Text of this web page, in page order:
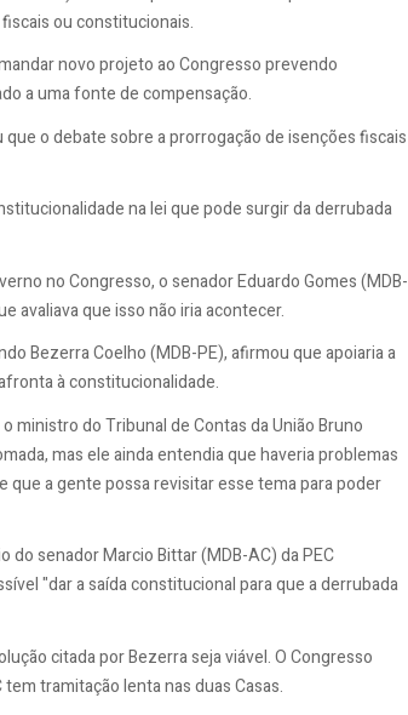
ou constitucionais.
novo projeto ao Congresso prevendo
a uma fonte de compensação.
o debate sobre a prorrogação de isenções fiscais
na lei que pode surgir da derrubada
no Congresso, o senador Eduardo Gomes (MDB-
avaliava que isso não iria acontecer.
Bezerra Coelho (MDB-PE), afirmou que apoiaria a
à constitucionalidade.
ministro do Tribunal de Contas da União Bruno
mas ele ainda entendia que haveria problemas
a gente possa revisitar esse tema para poder
senador Marcio Bittar (MDB-AC) da PEC
"dar a saída constitucional para que a derrubada
citada por Bezerra seja viável. O Congresso
tramitação lenta nas duas Casas.